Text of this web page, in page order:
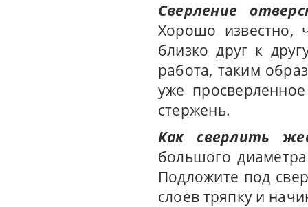
Сверление
Хорошо известно,
близко друг к
работа, таким
уже
стержень.
Как сверлить
большого
Подложите под
слоев тряпку и